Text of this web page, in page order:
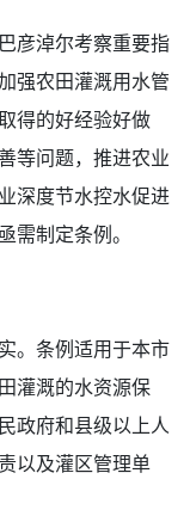
彦淖尔考察重要指
强农田灌溉用水管
得的好经验好做
等问题，推进农业
深度节水控水促进
需制定条例。
。条例适用于本市
灌溉的水资源保
政府和县级以上人
以及灌区管理单